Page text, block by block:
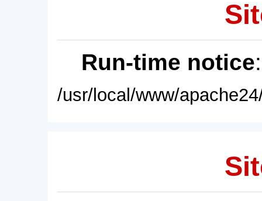
Run-time notice
/usr/local/www/